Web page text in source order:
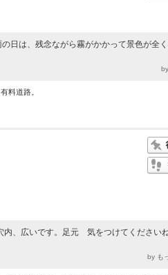
日は、残念ながら霧がかかって景色が全く
料道路。
内、広いです。足元 気をつけてください
by も